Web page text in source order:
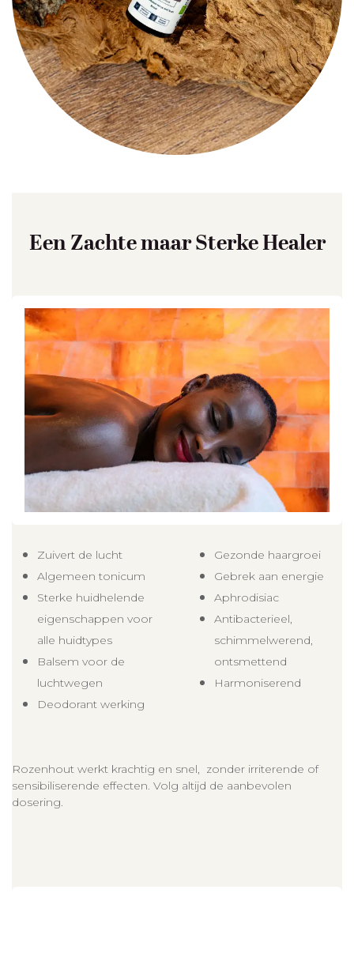
Een Zachte maar Sterke Healer
Zuivert de lucht
Algemeen tonicum​
Sterke huidhelende
eigenschappen voor
alle huidtypes
Balsem voor de
luchtwegen
Deodorant werking
Gezonde ha​argroei
Gebrek aan energie
Aphrodisiac
Antibacterieel,
schimmelwerend,
ontsmettend
Harmoniserend
Rozenhout werkt krachtig en snel, zonder irriterende of
sensibiliserende effecten. Volg altijd de aanbevolen
dosering.